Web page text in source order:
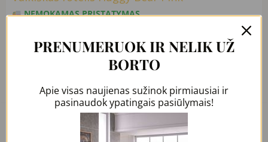
NEMOKAMAS PRISTATYMAS
99,99€ 72,90€
Current
price
PRENUMERUOK IR NELIK UŽ
BORTO
Apie visas naujienas sužinok pirmiausiai ir
pasinaudok ypatingais pasiūlymais!